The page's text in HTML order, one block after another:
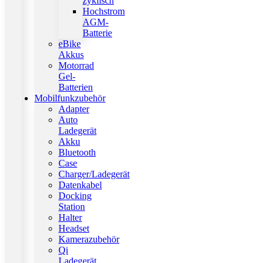
Hochstrom
AGM-
Batterie
eBike
Akkus
Motorrad
Gel-
Batterien
Mobilfunkzubehör
Adapter
Auto
Ladegerät
Akku
Bluetooth
Case
Charger/Ladegerät
Datenkabel
Docking
Station
Halter
Headset
Kamerazubehör
Qi
Ladegerät